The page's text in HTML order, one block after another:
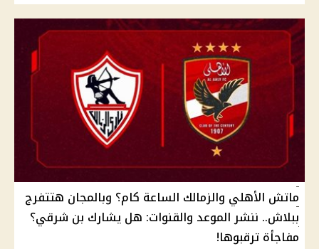
ماتش الأهلي والزمالك الساعة كام؟ وبالمجان هتتفرج
ببلاش.. ننشر الموعد والقنوات: هل يشارك بن شرقي؟
مفاجأة ترقبوها!